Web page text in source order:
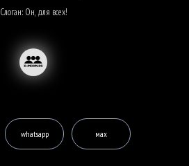
Слоган: Он, для всех!
whatsapp мах